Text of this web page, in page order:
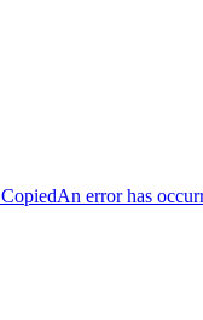
CopiedAn error has